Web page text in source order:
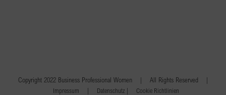
Copyright 2022 Business Professional Women | All Rights Reserved |
Impressum | Datenschutz | Cookie Richtlinien